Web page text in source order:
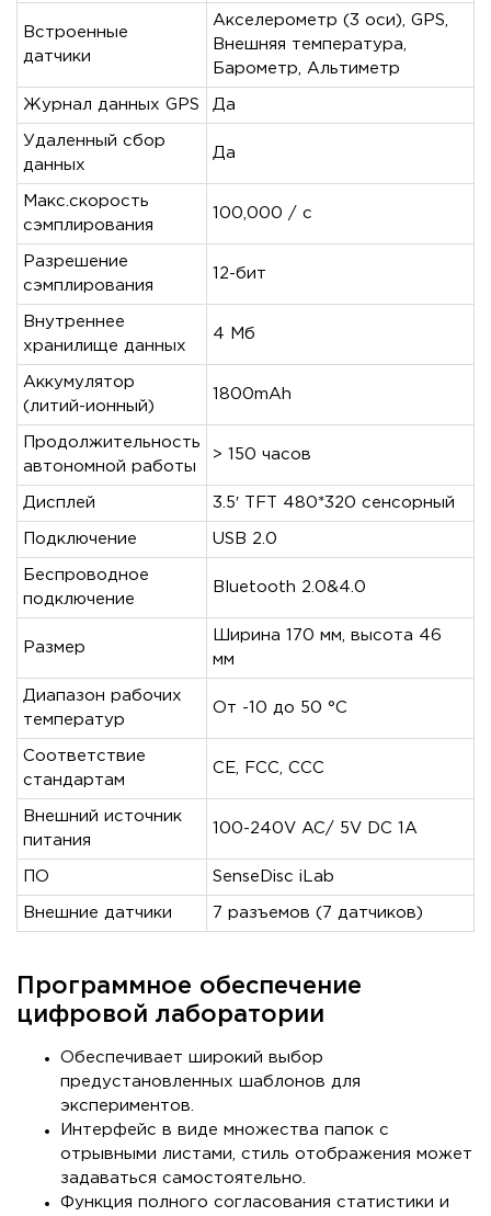
Встроенные
датчики
Акселерометр (3 оси), GPS,
Внешняя температура,
Барометр, Альтиметр
Журнал данных GPS Да
Удаленный сбор
данных
Да
Макс.скорость
сэмплирования
100,000 / с
Разрешение
сэмплирования
12-бит
Внутреннее
хранилище данных
4 Мб
Аккумулятор
(литий-ионный)
1800mAh
Продолжительноcть
автономной работы
> 150 часов
Дисплей 3.5′ TFT 480*320 сенсорный
Подключение USB 2.0
Беспроводное
подключение
Bluetooth 2.0&4.0
Размер
Ширина 170 мм, высота 46
мм
Диапазон рабочих
температур
От -10 до 50 °C
Соответствие
стандартам
CE, FCC, CCC
Внешний источник
питания
100-240V AC/ 5V DC 1A
ПО SenseDisc iLab
Внешние датчики 7 разъемов (7 датчиков)
Программное обеспечение
цифровой лаборатории
Обеспечивает широкий выбор
предустановленных шаблонов для
экспериментов.
Интерфейс в виде множества папок с
отрывными листами, стиль отображения может
задаваться самостоятельно.
Функция полного согласования статистики и